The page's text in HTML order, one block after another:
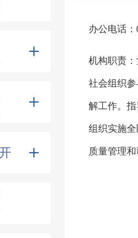
办公电话：
机构职责
社会组织
解工作。
组织实施
质量管理和